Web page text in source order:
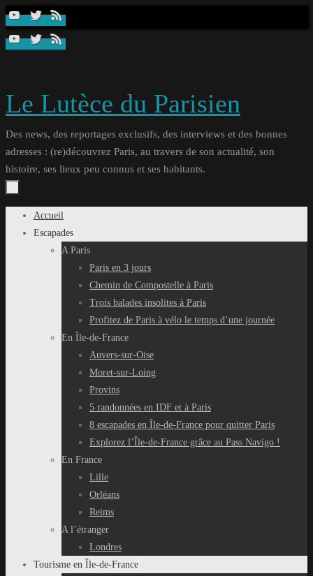
Passer
contenu
Le Lutèce du Parisien
Des news, des reportages exclusifs, des interviews et des bonnes
adresses : (re)découvrez Paris, au travers de son actualité, son
histoire, ses lieux peu connus et ses habitants.
Passer
Accueil
Escapades
A Paris
Paris en 3 jours
Chemin de Compostelle à Paris
Trois balades insolites à Paris
Profitez de Paris à vélo le temps d’une journée
En Île-de-France
Auvers-sur-Oise
Moret-sur-Loing
Provins
5 randonnées en IDF et à Paris
8 escapades en Île-de-France pour quitter Paris
Explorez l’Île-de-France grâce au Pass Navigo !
En France
Lille
Orléans
Reims
A l’étranger
Londres
Tourisme en Île-de-France